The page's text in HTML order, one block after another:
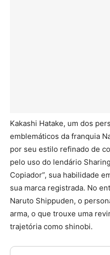
Kakashi Hatake, um dos
emblemáticos da franquia
por seu estilo refinado de
pelo uso do lendário
Copiador”, sua habilidade
sua marca registrada. No
Naruto Shippuden, o
arma, o que trouxe uma
trajetória como shinobi.